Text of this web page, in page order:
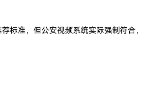
标准，但公安视频系统实际强制符合